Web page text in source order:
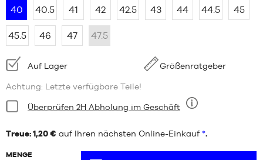
40 40.5 41 42 42.5 43 44 44.5 45
45.5 46 47 47.5
Verfügbarkeit:
Auf Lager Größenratgeber
Achtung: Letzte verfügbare Teile!
Bedingung:
Neun
Überprüfen 2H Abholung im Geschäft
Treue: 1,20 € auf Ihren nächsten Online-Einkauf *.
MENGE